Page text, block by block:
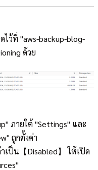
ว้ที่ "aws-backup-blog-
ด้วย
ภายใต้ "Settings" และ
ถูกตั้งค่า
เป็น【Disabled】 ให้เปิด